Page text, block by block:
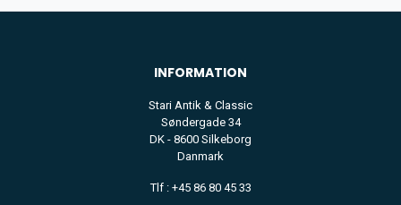
INFORMATION
Stari Antik & Classic
Søndergade 34
DK - 8600 Silkeborg
Danmark
Tlf : +45 86 80 45 33